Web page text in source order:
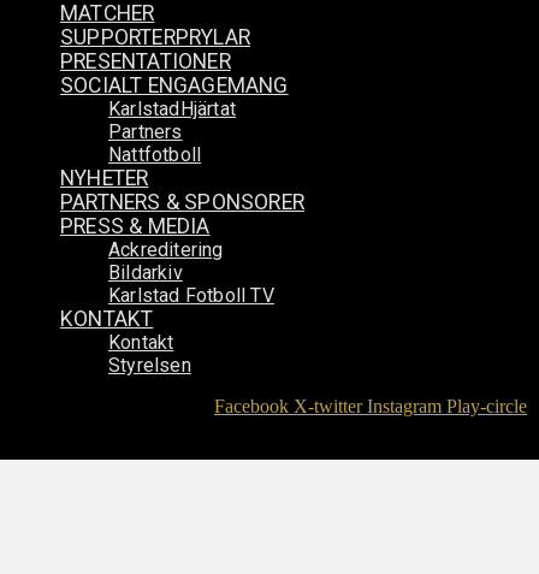
MATCHER
SUPPORTERPRYLAR
PRESENTATIONER
SOCIALT ENGAGEMANG
KarlstadHjärtat
Partners
Nattfotboll
NYHETER
PARTNERS & SPONSORER
PRESS & MEDIA
Ackreditering
Bildarkiv
Karlstad Fotboll TV
KONTAKT
Kontakt
Styrelsen
Facebook X-twitter Instagram Play-circle